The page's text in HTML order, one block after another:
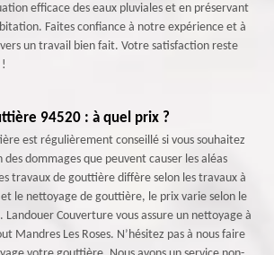
efficace des eaux pluviales et en préservant
Faites confiance à notre expérience et à
un travail bien fait. Votre satisfaction reste
94520 : à quel prix ?
est régulièrement conseillé si vous souhaitez
dommages que peuvent causer les aléas
travaux de gouttière diffère selon les travaux à
le nettoyage de gouttière, le prix varie selon le
Landouer Couverture vous assure un nettoyage à
Mandres Les Roses. N’hésitez pas à nous faire